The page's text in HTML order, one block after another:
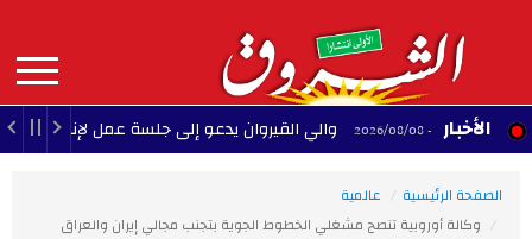
contenu
principal
MAIN
NAVIGATION الأخبار 22:35 - 2026/08/08 والي القيروان يدعو إلى جلسة عمل لإنقاذ الشبيبة
الصفحة الرئيسية
عالمية
وكالة أوروبية تنصح مشغلي الخطوط الجوية بتجنب مجالي إيران والعراق